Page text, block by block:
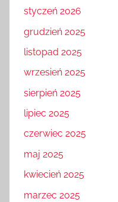
styczeń 2026
grudzień 2025
listopad 2025
wrzesień 2025
sierpień 2025
lipiec 2025
czerwiec 2025
maj 2025
kwiecień 2025
marzec 2025